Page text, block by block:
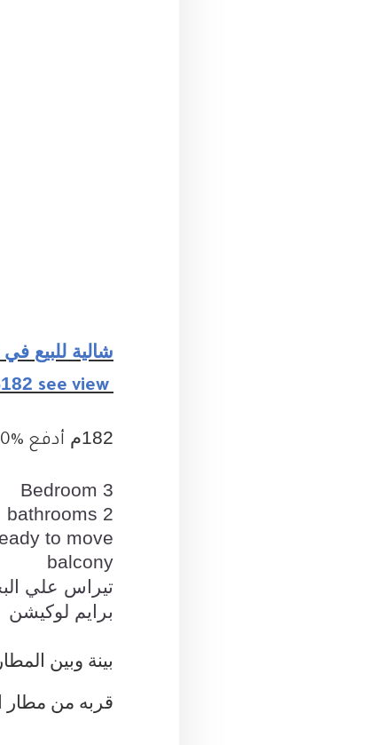
شالية للبيع في
see view 182م
182م أدفع
3
Bedroom
2
bathrooms
to move
balcony
تيراس علي
برايم لوكيشن
بينة وبين
قربه من مطار